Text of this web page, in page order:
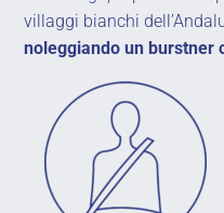
villaggi bianchi
noleggiando un burstner